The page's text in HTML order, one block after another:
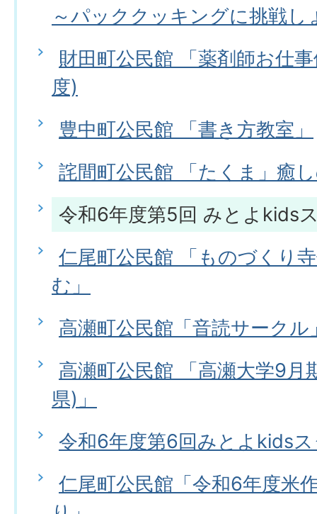
～パッククッキングに挑戦し
財田町公民館 「薬剤師お仕
度)
豊中町公民館 「書き方教室」
詫間町公民館 「たくま」癒
令和6年度第5回 みとよkids
仁尾町公民館 「ものづくり
む」
高瀬町公民館「音読サークル
高瀬町公民館 「高瀬大学9月
県)」
令和6年度第6回みとよkids
仁尾町公民館「令和6年度米